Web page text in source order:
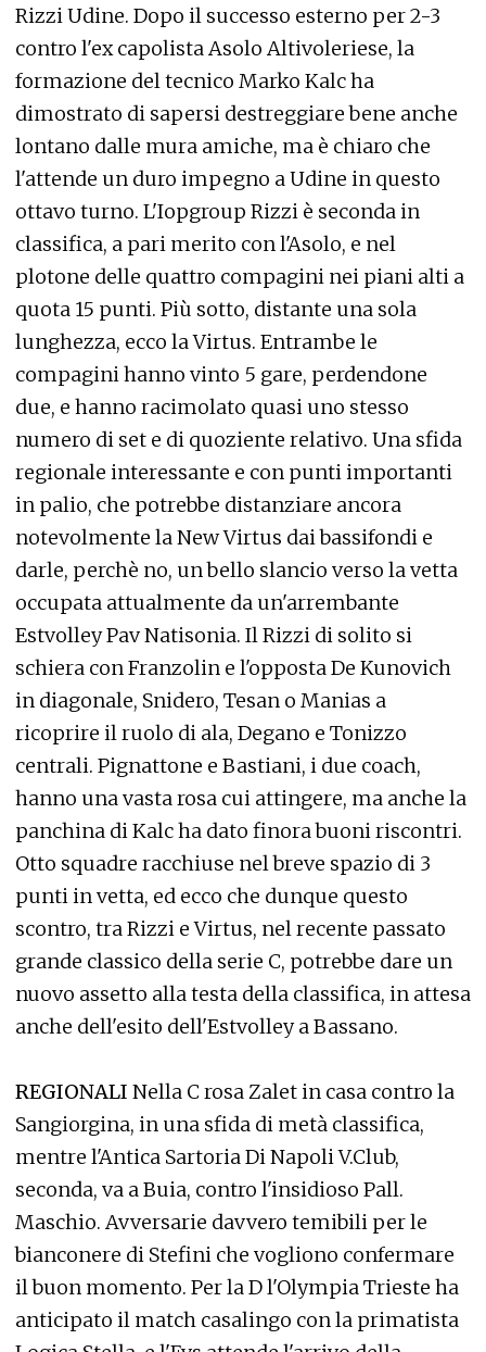
Rizzi Udine. Dopo il successo esterno per 2-3
contro l'ex capolista Asolo Altivoleriese, la
formazione del tecnico Marko Kalc ha
dimostrato di sapersi destreggiare bene anche
lontano dalle mura amiche, ma è chiaro che
l'attende un duro impegno a Udine in questo
ottavo turno. L'Iopgroup Rizzi è seconda in
classifica, a pari merito con l'Asolo, e nel
plotone delle quattro compagini nei piani alti a
quota 15 punti. Più sotto, distante una sola
lunghezza, ecco la Virtus. Entrambe le
compagini hanno vinto 5 gare, perdendone
due, e hanno racimolato quasi uno stesso
numero di set e di quoziente relativo. Una sfida
regionale interessante e con punti importanti
in palio, che potrebbe distanziare ancora
notevolmente la New Virtus dai bassifondi e
darle, perchè no, un bello slancio verso la vetta
occupata attualmente da un'arrembante
Estvolley Pav Natisonia. Il Rizzi di solito si
schiera con Franzolin e l'opposta De Kunovich
in diagonale, Snidero, Tesan o Manias a
ricoprire il ruolo di ala, Degano e Tonizzo
centrali. Pignattone e Bastiani, i due coach,
hanno una vasta rosa cui attingere, ma anche la
panchina di Kalc ha dato finora buoni riscontri.
Otto squadre racchiuse nel breve spazio di 3
punti in vetta, ed ecco che dunque questo
scontro, tra Rizzi e Virtus, nel recente passato
grande classico della serie C, potrebbe dare un
nuovo assetto alla testa della classifica, in attesa
anche dell'esito dell'Estvolley a Bassano.
REGIONALI Nella C rosa Zalet in casa contro la
Sangiorgina, in una sfida di metà classifica,
mentre l'Antica Sartoria Di Napoli V.Club,
seconda, va a Buia, contro l'insidioso Pall.
Maschio. Avversarie davvero temibili per le
bianconere di Stefini che vogliono confermare
il buon momento. Per la D l'Olympia Trieste ha
anticipato il match casalingo con la primatista